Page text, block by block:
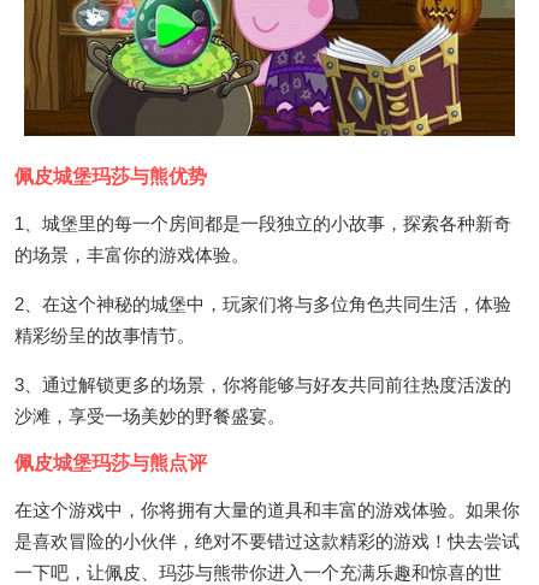
佩皮城堡玛莎与熊优势
1、城堡里的每一个房间都是一段独立的小故事，探索各种新奇
的场景，丰富你的游戏体验。
2、在这个神秘的城堡中，玩家们将与多位角色共同生活，体验
精彩纷呈的故事情节。
3、通过解锁更多的场景，你将能够与好友共同前往热度活泼的
沙滩，享受一场美妙的野餐盛宴。
佩皮城堡玛莎与熊点评
在这个游戏中，你将拥有大量的道具和丰富的游戏体验。如果你
是喜欢冒险的小伙伴，绝对不要错过这款精彩的游戏！快去尝试
一下吧，让佩皮、玛莎与熊带你进入一个充满乐趣和惊喜的世